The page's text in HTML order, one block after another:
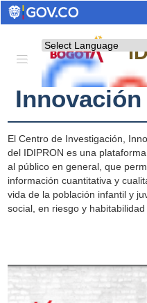
Gestión del
Innovación
El Centro de Investigación,
del IDIPRON es una
al público en general, que
información cuantitativa y
vida de la población infantil y
social, en riesgo y habitabilidad